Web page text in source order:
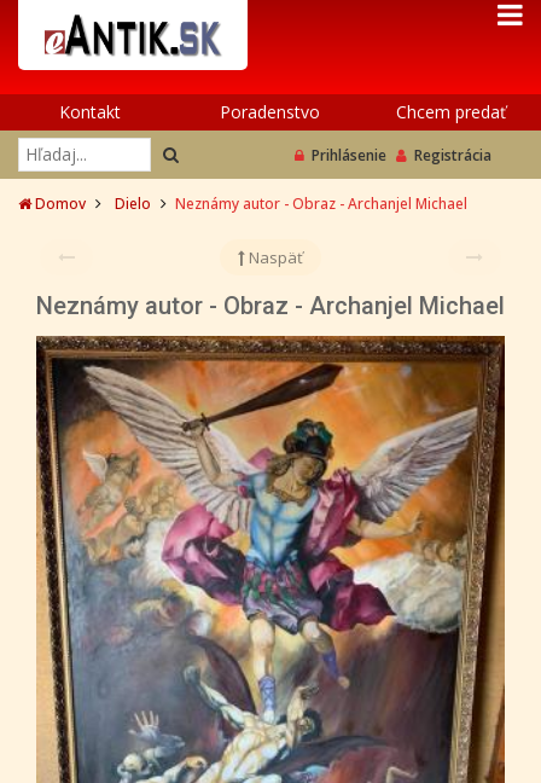
Kontakt Poradenstvo Chcem predať
Prihlásenie Registrácia
Domov Dielo Neznámy autor - Obraz - Archanjel Michael
Naspäť
Neznámy autor - Obraz - Archanjel Michael